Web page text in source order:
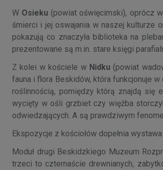
W Osieku (powiat oświęcimski), oprócz
śmierci i jej oswajania w naszej kulturze
pokazują co znaczyła biblioteka na
prezentowane są m.in. stare księgi
Z kolei w kościele w Nidku (powiat
fauna i flora Beskidów, która funkcjonuje
roślinnością, pomiędzy którą znajdą się
wycięty w ośli grzbiet czy więźba
odwiedzających. A są prawdziwym
Ekspozycje z kościołów dopełnia
Moduł drugi Beskidzkiego Muzeum
trzeci to czternaście drewnianych,